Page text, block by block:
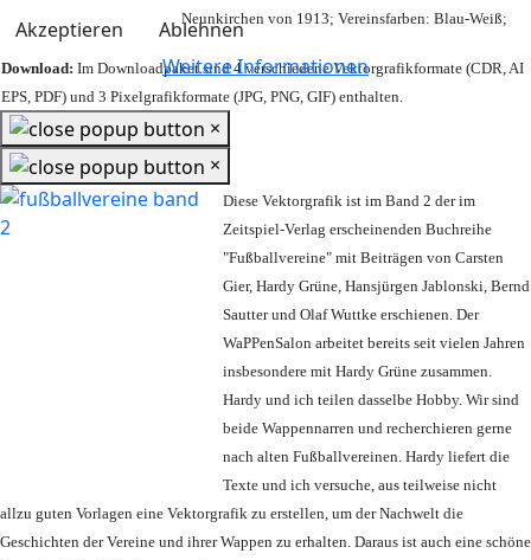
Akzeptieren
Ablehnen
Weitere Informationen
Neunkirchen von 1913; Vereinsfarben: Blau-Weiß;
Download: Im Downloadpaket sind 4 verschiedene Vektorgrafikformate (CDR, AI
EPS, PDF) und 3 Pixelgrafikformate (JPG, PNG, GIF) enthalten.
×
×
Diese Vektorgrafik ist im Band 2 der im
Zeitspiel-Verlag erscheinenden Buchreihe
"Fußballvereine" mit Beiträgen von Carsten
Gier, Hardy Grüne, Hansjürgen Jablonski, Bernd
Sautter und Olaf Wuttke erschienen. Der
WaPPenSalon arbeitet bereits seit vielen Jahren
insbesondere mit Hardy Grüne zusammen.
Hardy und ich teilen dasselbe Hobby. Wir sind
beide Wappennarren und recherchieren gerne
nach alten Fußballvereinen. Hardy liefert die
Texte und ich versuche, aus teilweise nicht
allzu guten Vorlagen eine Vektorgrafik zu erstellen, um der Nachwelt die
Geschichten der Vereine und ihrer Wappen zu erhalten. Daraus ist auch eine schöne